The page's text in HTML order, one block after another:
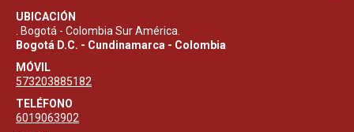
UBICACIÓN
. Bogotá - Colombia Sur América.
Bogotá D.C. - Cundinamarca - Colombia
MÓVIL
573203885182
TELÉFONO
6019063902